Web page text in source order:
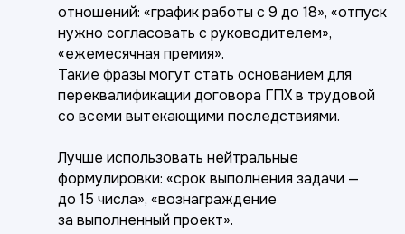
отношений: «график работы с 9 до 18», «отпуск
нужно согласовать с руководителем»,
«ежемесячная премия».
Такие фразы могут стать основанием для
переквалификации договора ГПХ в трудовой
со всеми вытекающими последствиями.
Лучше использовать нейтральные
формулировки: «срок выполнения задачи —
до 15 числа», «вознаграждение
за выполненный проект».
Нажимая на кнопку «Задать вопрос», я даю своё
Cогласие на обработку персональных данных
в соответствии с Политикой конфиденциальности